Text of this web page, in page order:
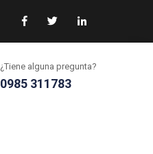
¿Tiene alguna pregunta?
0985 311783